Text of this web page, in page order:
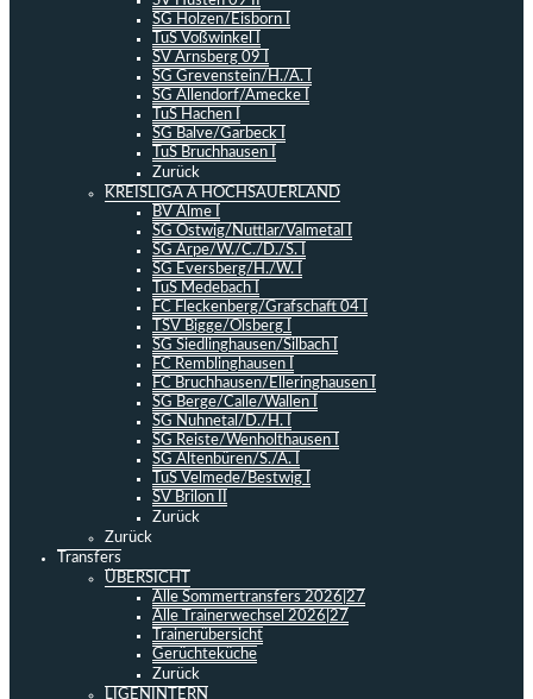
SG Holzen/Eisborn I
TuS Voßwinkel I
SV Arnsberg 09 I
SG Grevenstein/H./A. I
SG Allendorf/Amecke I
TuS Hachen I
SG Balve/Garbeck I
TuS Bruchhausen I
Zurück
KREISLIGA A HOCHSAUERLAND
BV Alme I
SG Ostwig/Nuttlar/Valmetal I
SG Arpe/W./C./D./S. I
SG Eversberg/H./W. I
TuS Medebach I
FC Fleckenberg/Grafschaft 04 I
TSV Bigge/Olsberg I
SG Siedlinghausen/Silbach I
FC Remblinghausen I
FC Bruchhausen/Elleringhausen I
SG Berge/Calle/Wallen I
SG Nuhnetal/D./H. I
SG Reiste/Wenholthausen I
SG Altenbüren/S./A. I
TuS Velmede/Bestwig I
SV Brilon II
Zurück
Zurück
Transfers
ÜBERSICHT
Alle Sommertransfers 2026|27
Alle Trainerwechsel 2026|27
Trainerübersicht
Gerüchteküche
Zurück
LIGENINTERN